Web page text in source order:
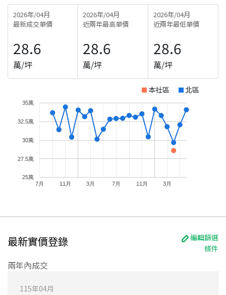
2026年/04月
最新成交單價
28.6
萬/坪
2026年/04月
近兩年最高單價
28.6
萬/坪
2026年/04月
近兩年最低單價
28.6
萬/坪
本社區 北區
7月 11月 3月 7月 11月 3月
25萬
27.5萬
30萬
32.5萬
35萬
最新實價登錄
編輯篩選
條件
兩年內成交
115年04月